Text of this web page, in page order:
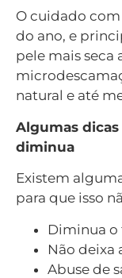
O cuidado com
do ano, e
pele mais seca
natural e até
Algumas dicas
diminua
Existem
para que isso
Diminua o
Não deixa
Abuse de